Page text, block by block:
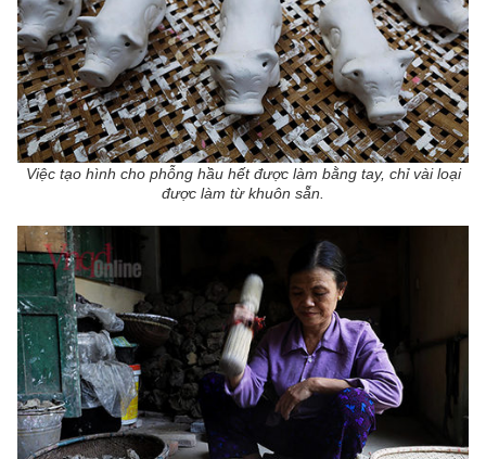
Việc tạo hình cho phỗng hầu hết được làm bằng tay, chỉ vài loại
được làm từ khuôn sẵn.